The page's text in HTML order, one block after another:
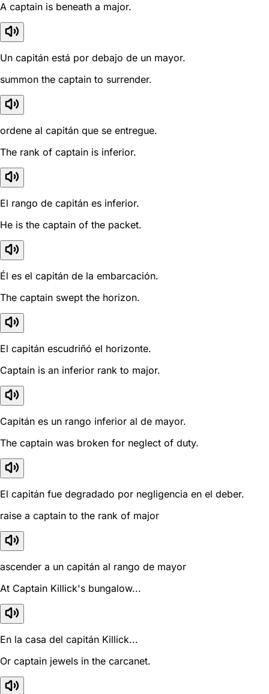
A captain is beneath a major.
Un capitán está por debajo de un mayor.
summon the captain to surrender.
ordene al capitán que se entregue.
The rank of captain is inferior.
El rango de capitán es inferior.
He is the captain of the packet.
Él es el capitán de la embarcación.
The captain swept the horizon.
El capitán escudriñó el horizonte.
Captain is an inferior rank to major.
Capitán es un rango inferior al de mayor.
The captain was broken for neglect of duty.
El capitán fue degradado por negligencia en el deber.
raise a captain to the rank of major
ascender a un capitán al rango de mayor
At Captain Killick's bungalow...
En la casa del capitán Killick...
Or captain jewels in the carcanet.